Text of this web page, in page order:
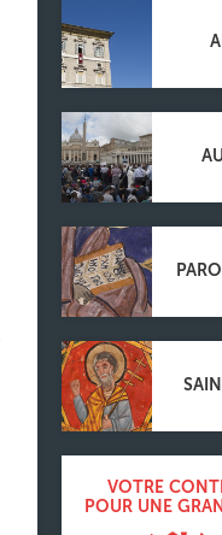
VOTRE
POUR UNE